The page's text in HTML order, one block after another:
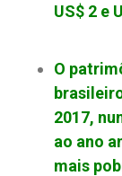
US$ 2 e
O
2017,
ao ano
mais